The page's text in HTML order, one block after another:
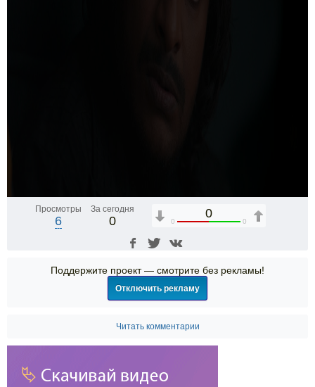
Просмотры
6
За сегодня
0
0
0 0
Поддержите проект — смотрите без рекламы!
Отключить рекламу
Читать комментарии